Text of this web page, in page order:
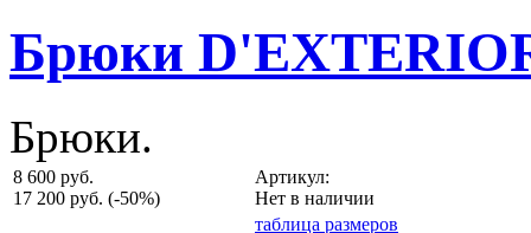
Брюки
Брюки.
8 600 руб.
17 200 руб. (-50%)
Артикул:
Нет в наличии
таблица размеров